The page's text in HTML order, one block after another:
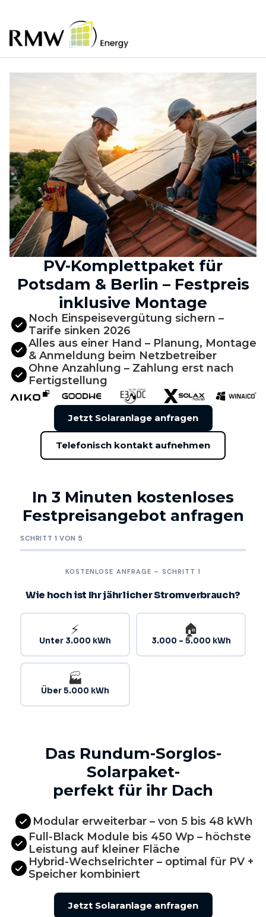
PV-Komplettpaket für
Potsdam & Berlin – Festpreis
inklusive Montage
Noch Einspeisevergütung sichern –
Tarife sinken 2026
Alles aus einer Hand – Planung, Montage
& Anmeldung beim Netzbetreiber
Ohne Anzahlung – Zahlung erst nach
Fertigstellung
Jetzt Solaranlage anfragen
Telefonisch kontakt aufnehmen
In 3 Minuten kostenloses
Festpreisangebot anfragen
SCHRITT 1 VON 5
KOSTENLOSE ANFRAGE – SCHRITT 1
Wie hoch ist Ihr jährlicher Stromverbrauch?
⚡
Unter 3.000 kWh
🏠
3.000 – 5.000 kWh
🏭
Über 5.000 kWh
Das Rundum-Sorglos-
Solarpaket-
perfekt für ihr Dach
Modular erweiterbar – von 5 bis 48 kWh
Full-Black Module bis 450 Wp – höchste
Leistung auf kleiner Fläche
Hybrid-Wechselrichter – optimal für PV +
Speicher kombiniert
Jetzt Solaranlage anfragen